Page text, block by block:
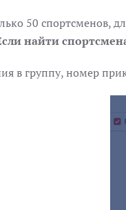
50
найти
в группу, номер